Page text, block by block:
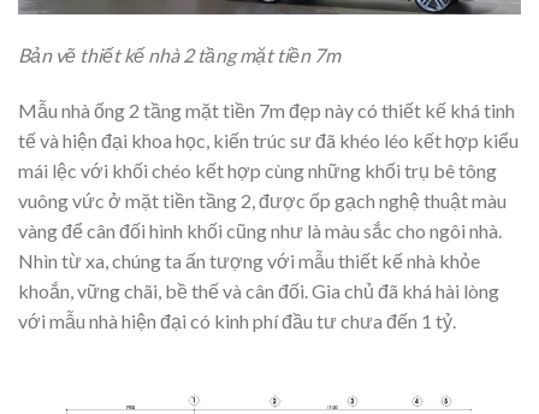
Bản vẽ thiết kế nhà 2 tầng mặt tiền 7m
Mẫu nhà ống 2 tầng mặt tiền 7m đẹp này có thiết kế khá tinh
tế và hiện đại khoa học, kiến trúc sư đã khéo léo kết hợp kiểu
mái lệc với khối chéo kết hợp cùng những khối trụ bê tông
vuông vức ở mặt tiền tầng 2, được ốp gạch nghệ thuật màu
vàng để cân đối hình khối cũng như là màu sắc cho ngôi nhà.
Nhìn từ xa, chúng ta ấn tượng với mẫu thiết kế nhà khỏe
khoắn, vững chãi, bề thế và cân đối. Gia chủ đã khá hài lòng
với mẫu nhà hiện đại có kinh phí đầu tư chưa đến 1 tỷ.